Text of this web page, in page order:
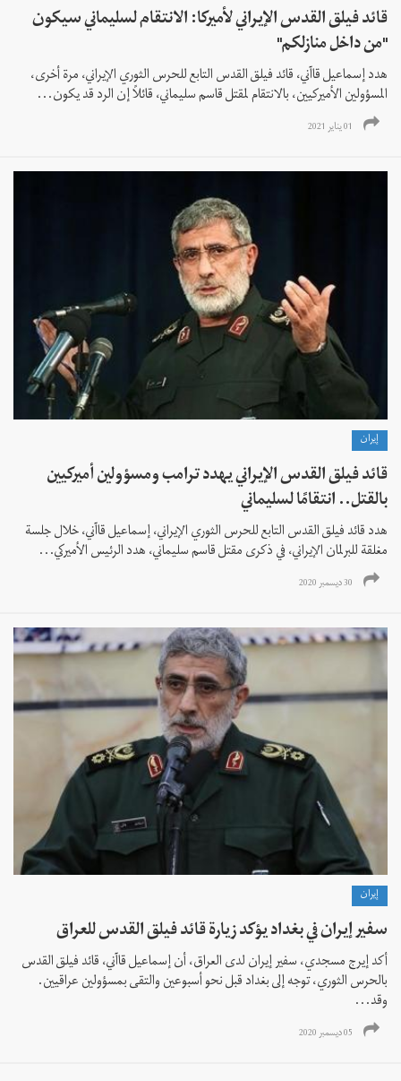
قائد فيلق القدس الإيراني لأميركا: الانتقام لسليماني سيكون
"من داخل منازلكم"
هدد إسماعيل قاآني، قائد فيلق القدس التابع للحرس الثوري الإيراني، مرة أخرى،
المسؤولين الأميركيين، بالانتقام لمقتل قاسم سليماني، قائلاً إن الرد قد يكون...
01 يناير 2021
إيران
قائد فيلق القدس الإيراني يهدد ترامب ومسؤولين أميركيين
بالقتل.. انتقامًا لسليماني
هدد قائد فيلق القدس التابع للحرس الثوري الإيراني، إسماعيل قاآني، خلال جلسة
مغلقة للبرلمان الإيراني، في ذكرى مقتل قاسم سليماني، هدد الرئيس الأميركي...
30 ديسمبر 2020
إيران
سفير إيران في بغداد يؤكد زيارة قائد فيلق القدس للعراق
أكد إيرج مسجدي، سفير إيران لدى العراق، أن إسماعيل قاآني، قائد فيلق القدس
بالحرس الثوري، توجه إلى بغداد قبل نحو أسبوعين والتقى بمسؤولين عراقيين.
وقد...
05 ديسمبر 2020